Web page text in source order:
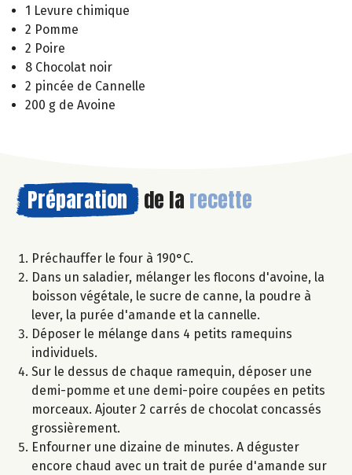
1 Levure chimique
2 Pomme
2 Poire
8 Chocolat noir
2 pincée de Cannelle
200 g de Avoine
Préparation de la recette
Préchauffer le four à 190°C.
Dans un saladier, mélanger les flocons d'avoine, la
boisson végétale, le sucre de canne, la poudre à
lever, la purée d'amande et la cannelle.
Déposer le mélange dans 4 petits ramequins
individuels.
Sur le dessus de chaque ramequin, déposer une
demi-pomme et une demi-poire coupées en petits
morceaux. Ajouter 2 carrés de chocolat concassés
grossièrement.
Enfourner une dizaine de minutes. A déguster
encore chaud avec un trait de purée d'amande sur